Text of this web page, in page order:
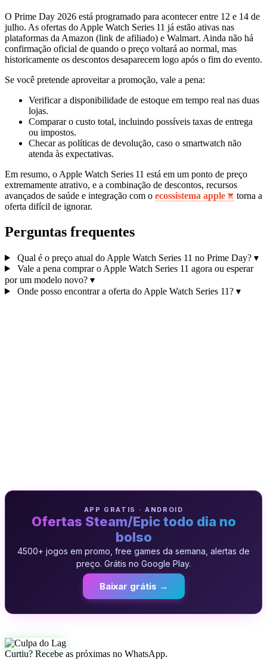
O Prime Day 2026 está programado para acontecer entre 12 e 14 de
julho. As ofertas do Apple Watch Series 11 já estão ativas nas
plataformas da Amazon (link de afiliado) e Walmart. Ainda não há
confirmação oficial de quando o preço voltará ao normal, mas
historicamente os descontos desaparecem logo após o fim do evento.
Se você pretende aproveitar a promoção, vale a pena:
Verificar a disponibilidade de estoque em tempo real nas duas
lojas.
Comparar o custo total, incluindo possíveis taxas de entrega
ou impostos.
Checar as políticas de devolução, caso o smartwatch não
atenda às expectativas.
Em resumo, o Apple Watch Series 11 está em um ponto de preço
extremamente atrativo, e a combinação de descontos, recursos
avançados de saúde e integração com o ecossistema apple
torna a
oferta difícil de ignorar.
Perguntas frequentes
Qual é o preço atual do Apple Watch Series 11 no Prime Day? ▾
Vale a pena comprar o Apple Watch Series 11 agora ou esperar
por um modelo novo? ▾
Onde posso encontrar a oferta do Apple Watch Series 11? ▾
APP GRATIS · ANDROID
Ofertas Steam/Epic todo dia no
bolso
4500+ jogos em promo, free games da semana, alertas de
preço. Grátis no Google Play.
Baixar grátis →
Curtiu? Recebe as próximas no WhatsApp.